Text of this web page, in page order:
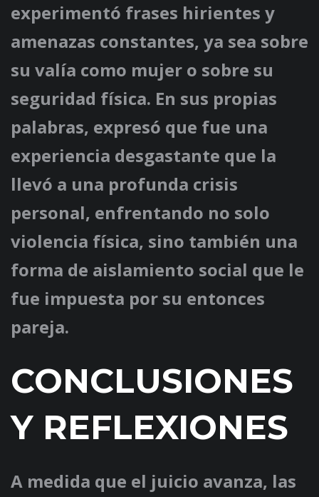
experimentó frases hirientes y
amenazas constantes, ya sea sobre
su valía como mujer o sobre su
seguridad física. En sus propias
palabras, expresó que fue una
experiencia desgastante que la
llevó a una profunda crisis
personal, enfrentando no solo
violencia física, sino también una
forma de aislamiento social que le
fue impuesta por su entonces
pareja.
CONCLUSIONES
Y REFLEXIONES
A medida que el juicio avanza, las